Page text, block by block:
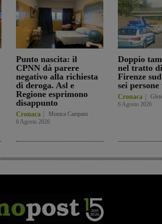
Punto nascita: il
CPNN dà parere
negativo alla richiesta
di deroga. Asl e
Regione esprimono
disappunto
Cronaca Monica Campani
6 Agosto 2026
Doppio
nel tratto
Firenze
sei
Cronaca
6 Agosto 2026